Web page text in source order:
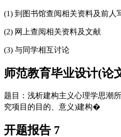
(1) 到图书馆查阅相关资料及前人
(2) 网上查阅相关资料及文献
(3) 与同学相互讨论
师范教育毕业设计(论
题目：浅析建构主义心理学思潮
究项目的目的、意义)建构�
开题报告 7